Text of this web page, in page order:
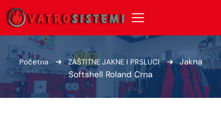
Početna ZAŠTITNE JAKNE I PRSLUCI
Jakna
Softshell Roland Crna